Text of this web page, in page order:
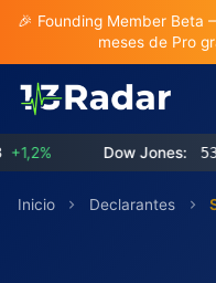
🎉 Founding Member
meses de Pro
Dow Jones:
Inicio Declarantes